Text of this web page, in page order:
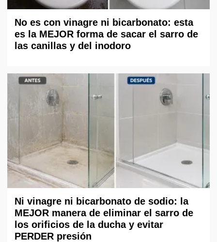
No es con vinagre ni bicarbonato: esta
es la MEJOR forma de sacar el sarro de
las canillas y del inodoro
Ni vinagre ni bicarbonato de sodio: la
MEJOR manera de eliminar el sarro de
los orificios de la ducha y evitar
PERDER presión